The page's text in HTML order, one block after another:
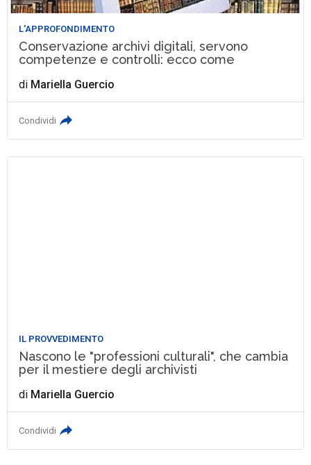
L'APPROFONDIMENTO
Conservazione archivi digitali, servono
competenze e controlli: ecco come
di Mariella Guercio
Condividi
IL PROVVEDIMENTO
Nascono le "professioni culturali", che cambia
per il mestiere degli archivisti
di Mariella Guercio
Condividi